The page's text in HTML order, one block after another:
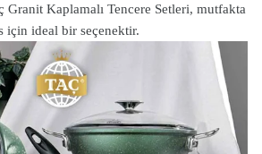
Granit Kaplamalı Tencere Setleri, mutfakta
için ideal bir seçenektir.